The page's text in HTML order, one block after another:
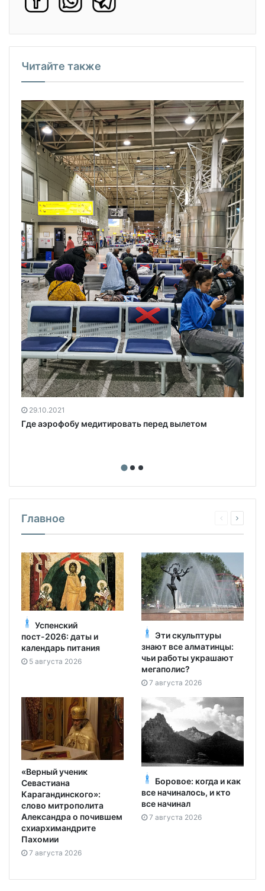
Читайте также
29.10.2021
Где аэрофобу медитировать перед вылетом
Главное
Успенский
пост-2026: даты и
календарь питания
5 августа 2026
Эти скульптуры
знают все алматинцы:
чьи работы украшают
мегаполис?
7 августа 2026
«Верный ученик
Севастиана
Карагандинского»:
слово митрополита
Александра о почившем
схиархимандрите
Пахомии
7 августа 2026
Боровое: когда и как
все начиналось, и кто
все начинал
7 августа 2026